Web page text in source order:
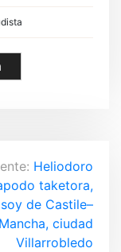
Heliodoro
taketora,
de Castile–
ciudad
Villarrobledo